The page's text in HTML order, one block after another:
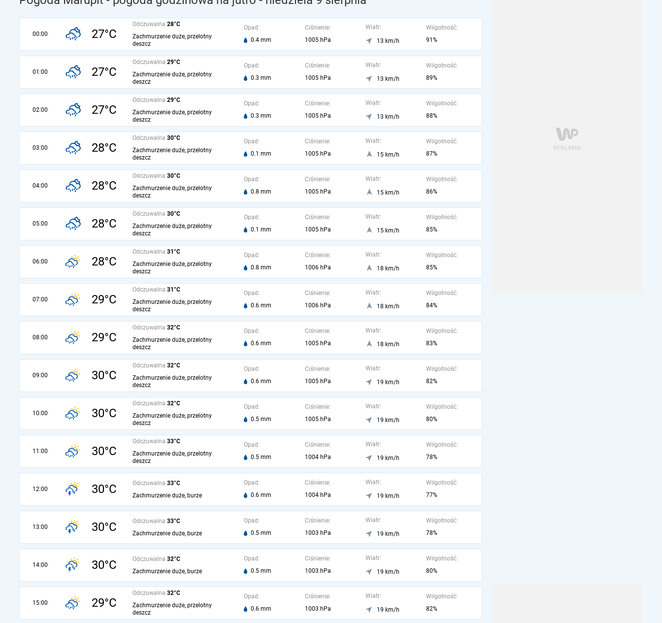
00:00 27°C
Odczuwalna 28°C
Zachmurzenie duże, przelotny
deszcz
Opad:
0.4 mm
Ciśnienie:
1005 hPa
Wiatr:
13 km/h
Wilgotność:
91%
01:00 27°C
Odczuwalna 29°C
Zachmurzenie duże, przelotny
deszcz
Opad:
0.3 mm
Ciśnienie:
1005 hPa
Wiatr:
13 km/h
Wilgotność:
89%
02:00 27°C
Odczuwalna 29°C
Zachmurzenie duże, przelotny
deszcz
Opad:
0.3 mm
Ciśnienie:
1005 hPa
Wiatr:
13 km/h
Wilgotność:
88%
03:00 28°C
Odczuwalna 30°C
Zachmurzenie duże, przelotny
deszcz
Opad:
0.1 mm
Ciśnienie:
1005 hPa
Wiatr:
15 km/h
Wilgotność:
87%
04:00 28°C
Odczuwalna 30°C
Zachmurzenie duże, przelotny
deszcz
Opad:
0.8 mm
Ciśnienie:
1005 hPa
Wiatr:
15 km/h
Wilgotność:
86%
05:00 28°C
Odczuwalna 30°C
Zachmurzenie duże, przelotny
deszcz
Opad:
0.1 mm
Ciśnienie:
1005 hPa
Wiatr:
15 km/h
Wilgotność:
85%
06:00 28°C
Odczuwalna 31°C
Zachmurzenie duże, przelotny
deszcz
Opad:
0.8 mm
Ciśnienie:
1006 hPa
Wiatr:
18 km/h
Wilgotność:
85%
07:00 29°C
Odczuwalna 31°C
Zachmurzenie duże, przelotny
deszcz
Opad:
0.6 mm
Ciśnienie:
1006 hPa
Wiatr:
18 km/h
Wilgotność:
84%
08:00 29°C
Odczuwalna 32°C
Zachmurzenie duże, przelotny
deszcz
Opad:
0.6 mm
Ciśnienie:
1005 hPa
Wiatr:
18 km/h
Wilgotność:
83%
09:00 30°C
Odczuwalna 32°C
Zachmurzenie duże, przelotny
deszcz
Opad:
0.6 mm
Ciśnienie:
1005 hPa
Wiatr:
19 km/h
Wilgotność:
82%
10:00 30°C
Odczuwalna 32°C
Zachmurzenie duże, przelotny
deszcz
Opad:
0.5 mm
Ciśnienie:
1005 hPa
Wiatr:
19 km/h
Wilgotność:
80%
11:00 30°C
Odczuwalna 33°C
Zachmurzenie duże, przelotny
deszcz
Opad:
0.5 mm
Ciśnienie:
1004 hPa
Wiatr:
19 km/h
Wilgotność:
78%
12:00 30°C Odczuwalna 33°C
Zachmurzenie duże, burze
Opad:
0.6 mm
Ciśnienie:
1004 hPa
Wiatr:
19 km/h
Wilgotność:
77%
13:00 30°C Odczuwalna 33°C
Zachmurzenie duże, burze
Opad:
0.5 mm
Ciśnienie:
1003 hPa
Wiatr:
19 km/h
Wilgotność:
78%
14:00 30°C Odczuwalna 32°C
Zachmurzenie duże, burze
Opad:
0.5 mm
Ciśnienie:
1003 hPa
Wiatr:
19 km/h
Wilgotność:
80%
15:00 29°C
Odczuwalna 32°C
Zachmurzenie duże, przelotny
deszcz
Opad:
0.6 mm
Ciśnienie:
1003 hPa
Wiatr:
19 km/h
Wilgotność:
82%